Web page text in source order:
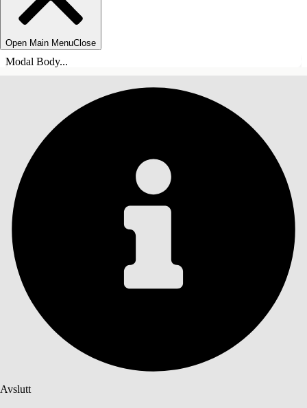
Open Main MenuClose
Modal Body...
Avslutt
Vis innholdsfortegnelse